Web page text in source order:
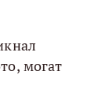
могат